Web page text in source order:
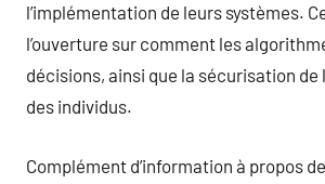
l’implémentation de leurs systèmes.
l’ouverture sur comment les
décisions, ainsi que la sécurisation de
des individus.
Complément d’information à propos de